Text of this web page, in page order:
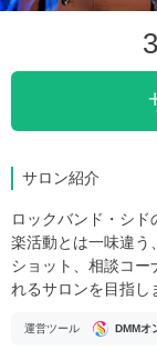
サロン紹介
ロックバンド・シ
楽活動とは一味違う
ショット、相談コー
れるサロンを目指し
運営ツール DMMオ